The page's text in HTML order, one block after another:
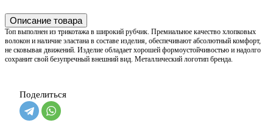
Описание товара
Топ выполнен из трикотажа в широкий рубчик. Премиальное качество хлопковых
волокон и наличие эластана в составе изделия, обеспечивают абсолютный комфорт,
не сковывая движений. Изделие обладает хорошей формоустойчивостью и надолго
сохранит свой безупречный внешний вид. Металлический логотип бренда.
Поделиться